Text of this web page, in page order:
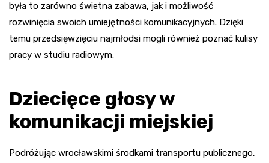
była to zarówno świetna zabawa, jak i możliwość
rozwinięcia swoich umiejętności komunikacyjnych. Dzięki
temu przedsięwzięciu najmłodsi mogli również poznać kulisy
pracy w studiu radiowym.
Dziecięce głosy w
komunikacji miejskiej
Podróżując wrocławskimi środkami transportu publicznego,